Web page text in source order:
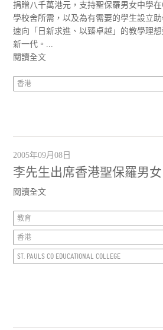
捐贈八千萬港元，支持聖保羅男女中學
學校舍所需，以及為有需要的學生設立
速向「日新求進、以臻卓越」的教學理
新一代。...
閱讀全文
香港
2005年09月08日
李先生出席香港聖保羅男
閱讀全文
教育
香港
ST. PAULS CO EDUCATIONAL COLLEGE